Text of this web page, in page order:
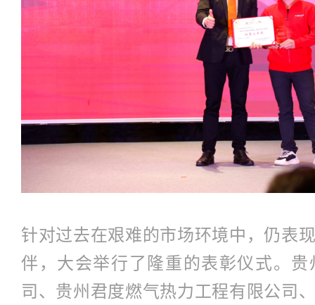
针对过去在艰难的市场环境中，仍表
伴，大会举行了隆重的表彰仪式。
司、贵州君度燃气热力工程有限公司